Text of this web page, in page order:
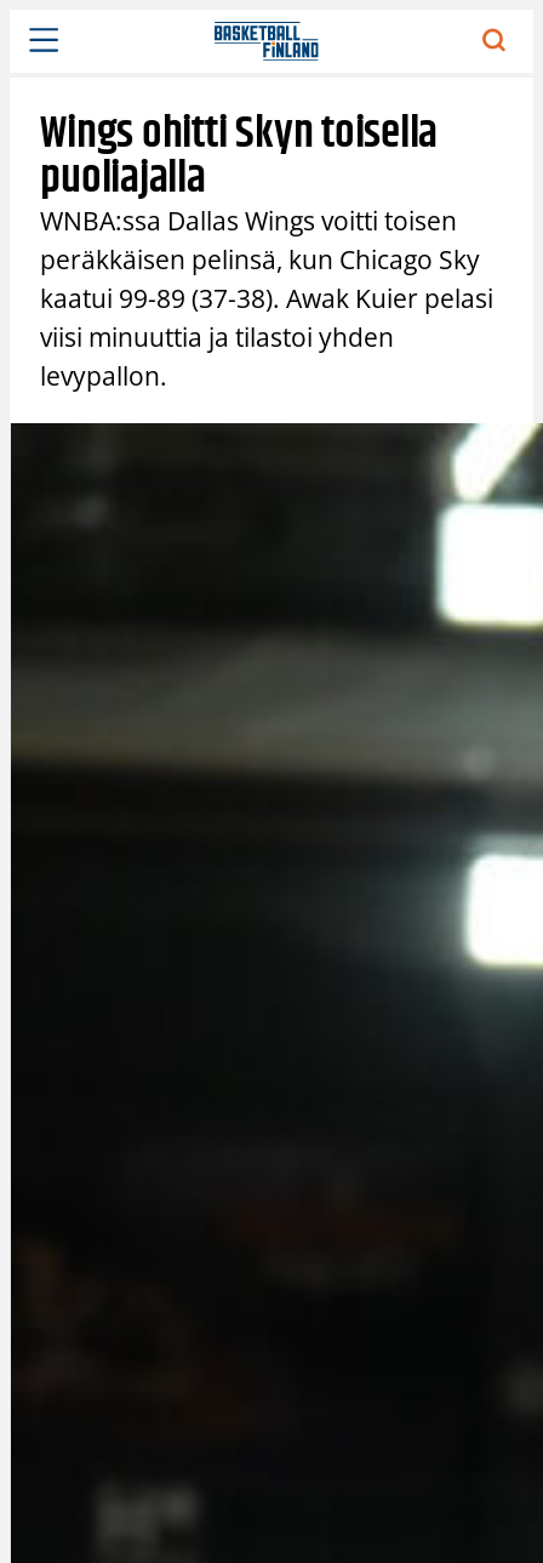
Siirry
sisältöön
Wings ohitti Skyn toisella
puoliajalla
WNBA:ssa Dallas Wings voitti toisen
peräkkäisen pelinsä, kun Chicago Sky
kaatui 99-89 (37-38). Awak Kuier pelasi
viisi minuuttia ja tilastoi yhden
levypallon.